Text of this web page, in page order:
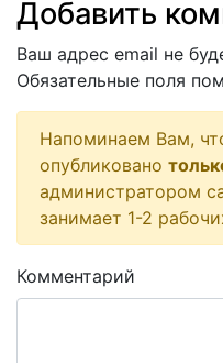
Добавить
Ваш адрес email не
Обязательные поля
Напоминаем Вам,
опубликовано
администратором
занимает 1-2
Комментарий